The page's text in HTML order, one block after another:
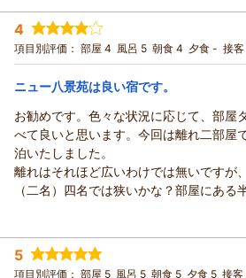
投稿者： ゆーとさん(女性/20代)
宿泊プラン： 【じゃらんのお得な10日間】ク
季節の旬会席を愉しむ◆1泊2食付プランがお得
宿泊価格帯： 18,001～19,000円(大人一人あた
4
項目別評価： 部屋 4 風呂 5 朝食 4 夕食 - 接
ニュー八景苑は良い宿です。
お勧めです。色々な状況に応じて、部屋
べて良いと思います。今回は離れ二部屋
泊いたしました。
離れはそれほど広いわけでは無いですが
（二名）四名では狭いかな？部屋にある
朝食のバイキングも品数メニューともに
た。
宿泊時期： 2026年07月宿泊 (家族旅行)
投稿者： うさぎおじさんさん
宿泊プラン： ＜1泊朝食付き＞富士山眺望！絶
5
項目別評価： 部屋 5 風呂 5 朝食 5 夕食 5 接客